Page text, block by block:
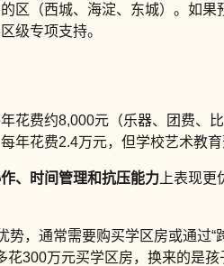
（西城、海淀、东城）。如
级专项支持。
花费约8,000元（乐器、团费、
花费2.4万元，但学校艺术教
、时间管理和抗压能力 上表现
，通常需要购买学区房或通过
300万元买学区房，换来的是孩